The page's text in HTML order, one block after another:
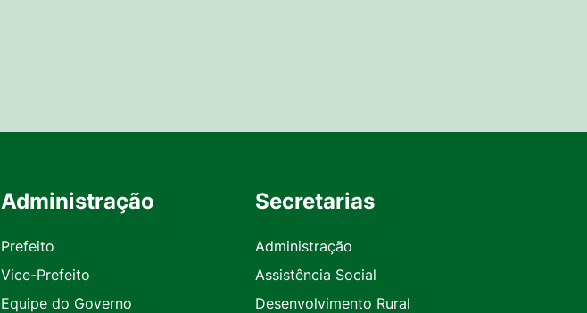
Administração
Prefeito
Vice-Prefeito
Equipe do Governo
Secretarias
Administração
Assistência Social
Desenvolvimento Rural